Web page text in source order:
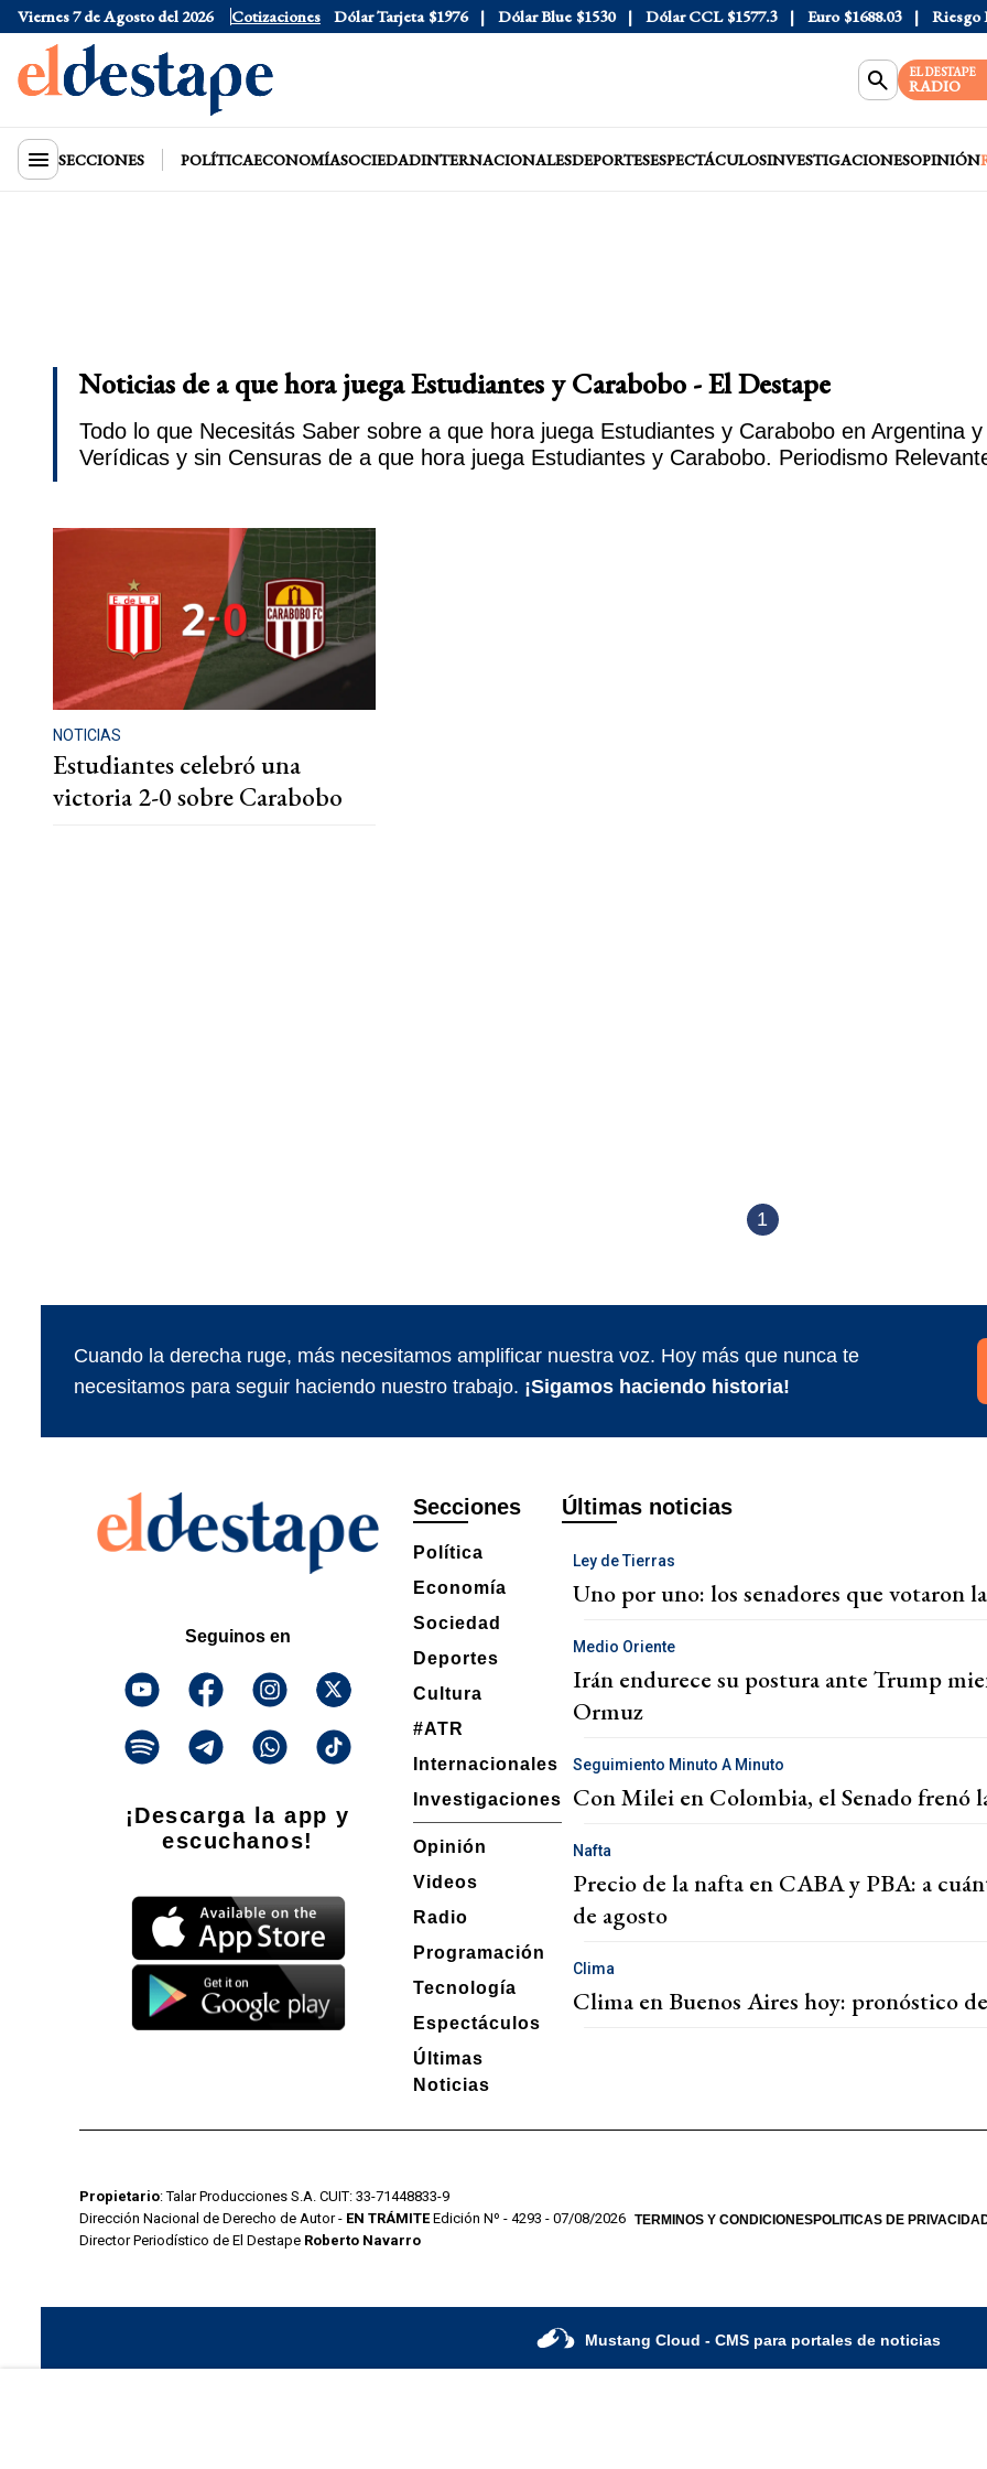
Viernes 7 de Agosto del 2026 Cotizaciones
Dólar Oficial $1520 Dólar Tarjeta $1976 Dólar Blue $1530 Dólar CCL $1577.3 Euro $1688.03 Riesgo
EL DESTAPE
RADIO
SECCIONES POLÍTICAECONOMÍASOCIEDADINTERNACIONALESDEPORTESESPECTÁCULOSINVESTIGACIONESOPINIÓN
Noticias de a que hora juega Estudiantes y Carabobo - El Destape
Todo lo que Necesitás Saber sobre a que hora juega Estudiantes y Carabobo en Argentina
Verídicas y sin Censuras de a que hora juega Estudiantes y Carabobo. Periodismo
NOTICIAS
Estudiantes celebró una
victoria 2-0 sobre Carabobo
1
Cuando la derecha ruge, más necesitamos amplificar nuestra voz. Hoy más que nunca te
necesitamos para seguir haciendo nuestro trabajo. ¡Sigamos haciendo historia!
Seguinos en
¡Descarga la app y
escuchanos!
Secciones
Política
Economía
Sociedad
Deportes
Cultura
#ATR
Internacionales
Investigaciones
Opinión
Videos
Radio
Programación
Tecnología
Espectáculos
Últimas
Noticias
Últimas noticias
Ley de Tierras
Uno por uno: los senadores que votaron
Medio Oriente
Irán endurece su postura ante Trump
Ormuz
Seguimiento Minuto A Minuto
Con Milei en Colombia, el Senado frenó
Nafta
Precio de la nafta en CABA y PBA: a
de agosto
Clima
Clima en Buenos Aires hoy: pronóstico
Propietario: Talar Producciones S.A. CUIT: 33-71448833-9
Dirección Nacional de Derecho de Autor - EN TRÁMITE Edición Nº - 4293 - 07/08/2026
Director Periodístico de El Destape Roberto Navarro
TERMINOS Y CONDICIONESPOLITICAS DE
Mustang Cloud - CMS para portales de noticias